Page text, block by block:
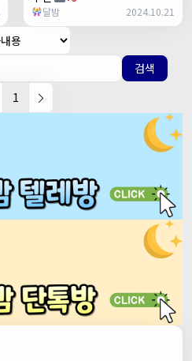
달밤
2024.10.21
검색
1